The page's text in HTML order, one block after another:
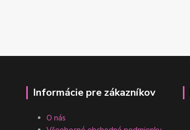
Informácie pre zákazníkov
O nás